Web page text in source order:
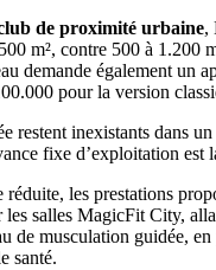
de proximité urbaine,
m², contre 500 à 1.200
demande également un
pour la version
restent inexistants dans
fixe d’exploitation est
les prestations
les salles MagicFit City,
de musculation guidée, en
santé.